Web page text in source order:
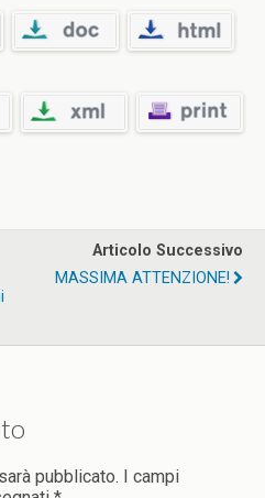
Articolo Successivo
MASSIMA ATTENZIONE!
pubblicato.
I campi